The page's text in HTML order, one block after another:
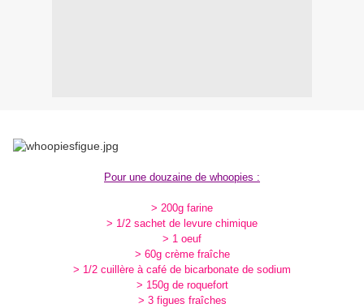
Pour une douzaine de whoopies :
> 200g farine
> 1/2 sachet de levure chimique
> 1 oeuf
> 60g crème fraîche
> 1/2 cuillère à café de bicarbonate de sodium
> 150g de roquefort
> 3 figues fraîches